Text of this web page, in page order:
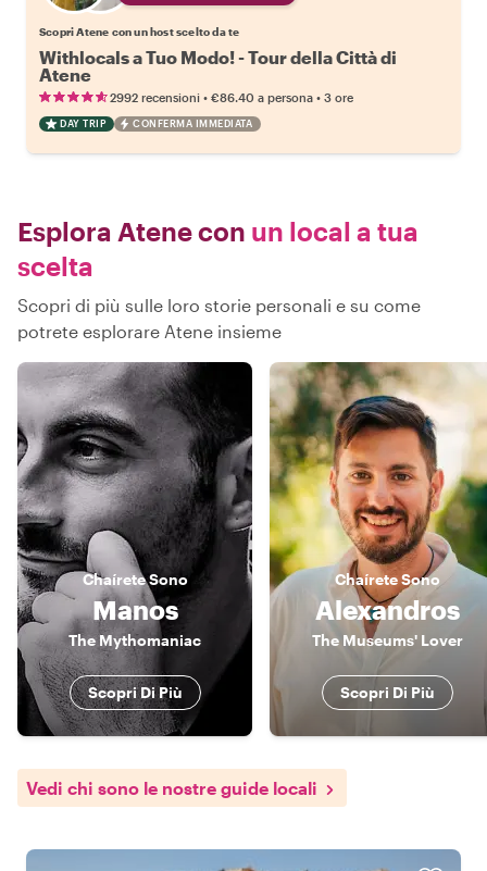
Scopri Atene con un host scelto da te
Withlocals a Tuo Modo! - Tour della Città di
Atene
2992 recensioni • €86.40 a persona • 3 ore
DAY TRIP CONFERMA IMMEDIATA
Esplora Atene con un local a tua
scelta
Scopri di più sulle loro storie personali e su come
potrete esplorare Atene insieme
Chaírete Sono
Manos
The Mythomaniac
Scopri Di Più
Chaírete Sono
Alexandros
The Museums' Lover
Scopri Di Più
Vedi chi sono le nostre guide locali